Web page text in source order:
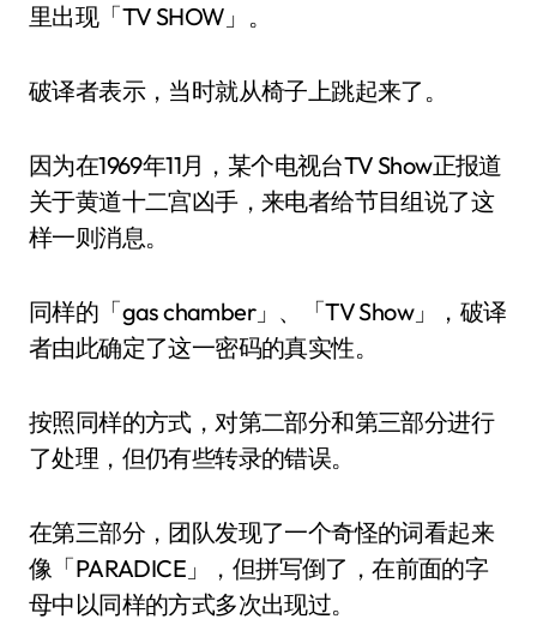
里出现「TV SHOW」。
破译者表示，当时就从椅子上跳起来了。
因为在1969年11月，某个电视台TV Show正报道
关于黄道十二宫凶手，来电者给节目组说了这
样一则消息。
同样的「gas chamber」、「TV Show」，破译
者由此确定了这一密码的真实性。
按照同样的方式，对第二部分和第三部分进行
了处理，但仍有些转录的错误。
在第三部分，团队发现了一个奇怪的词看起来
像「PARADICE」，但拼写倒了，在前面的字
母中以同样的方式多次出现过。